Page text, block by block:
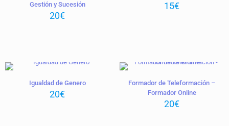
Gestión y Sucesión
20€
15€
Igualdad de Genero
20€
Formador de Teleformación –
Formador Online
20€